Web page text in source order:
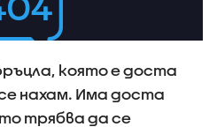
която е доста
нахам. Има доста
трябва да се